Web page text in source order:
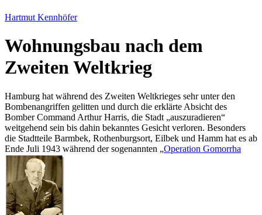
Hartmut Kennhöfer
Wohnungsbau nach dem
Zweiten Weltkrieg
Hamburg hat während des Zweiten Weltkrieges sehr unter den
Bombenangriffen gelitten und durch die erklärte Absicht des
Bomber Command Arthur Harris, die Stadt
auszuradieren
weitgehend sein bis dahin bekanntes Gesicht verloren. Besonders
die Stadtteile Barmbek, Rothenburgsort, Eilbek und Hamm hat es ab
Ende Juli 1943 während der sogenannten
Operation Gomorrha